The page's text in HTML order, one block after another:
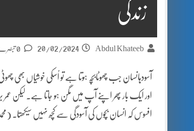
زندگی
Abdul Khateeb
20/02/2024
آسودہانسان جب چھوٹابچہ ہوتا ہے تو اُسکی خوشیاں بھی
اور ایک بار پھر اپنے آپ میں مگن ہو جاتا ہے۔ لیکن عمر
افسوس کہ انسان بچوں کی آسودگی سے کچھ نہیں سیکھتا۔